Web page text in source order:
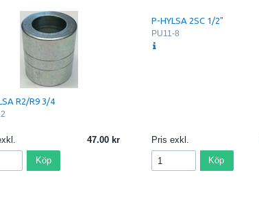
R2/R9 3/4
47.00
Köp
P-HYLSA 2SC 1/2"
PU11-8
Pris exkl.
Köp